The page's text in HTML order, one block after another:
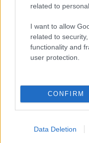
related to
I want to allow
related to
functionality and
user protection.
CONFIRM
Data Deletion